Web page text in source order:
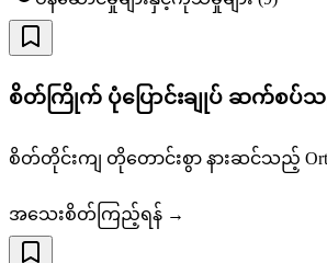
စိတ်ကြိုက် ပုံပြောင်းချုပ် ဆက်စပ်သ
စိတ်တိုင်းကျ တိုတောင်းစွာ နားဆင်သည့်
အသေးစိတ်ကြည့်ရန် →